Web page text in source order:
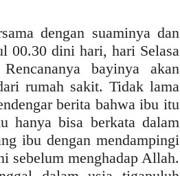
dengan suaminya dan
00.30 dini hari, hari Selasa
bayinya akan
rumah sakit. Tidak lama
berita bahwa ibu itu
hanya bisa berkata dalam
ibu dengan mendampingi
sebelum menghadap Allah.